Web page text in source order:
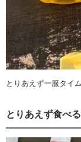
とりあえず一服タイム
とりあえず食べ